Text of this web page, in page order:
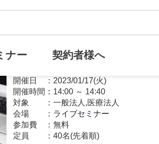
ナー 契約者様へ
ン増やす方法
開催日
2023/01/17(火)
開催時間： 14:00 ～ 14:40
対象
一般法人,医療法人
会場
ライブセミナー
参加費
無料
定員
40名(先着順)